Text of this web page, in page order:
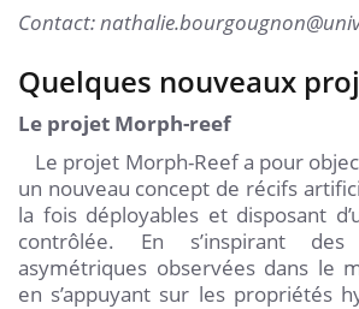
Contact:
Quelques nouveaux
Le projet Morph-reef
Le projet Morph-Reef a pour
un nouveau concept de récifs
la fois déployables et disposant
contrôlée. En s’inspirant des
asymétriques observées dans le
en s’appuyant sur les propriétés